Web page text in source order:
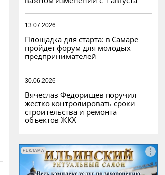
13.07.2026
Площадка для старта: в Самаре
пройдет форум для молодых
предпринимателей
30.06.2026
Вячеслав Федорищев поручил
жестко контролировать сроки
строительства и ремонта
объектов ЖКХ
РЕКЛАМА